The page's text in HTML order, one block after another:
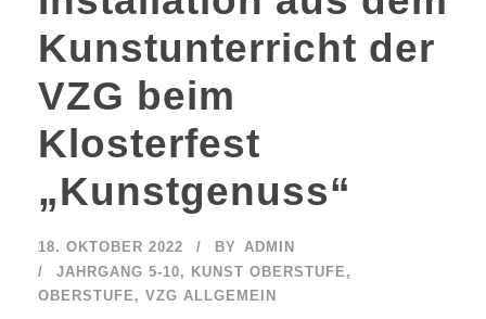
Kunstunterricht der
VZG beim
Klosterfest
„Kunstgenuss“
18. OKTOBER 2022 BY ADMIN
JAHRGANG 5-10, KUNST OBERSTUFE ,
OBERSTUFE , VZG ALLGEMEIN